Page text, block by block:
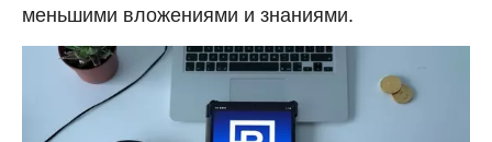
меньшими вложениями и знаниями.